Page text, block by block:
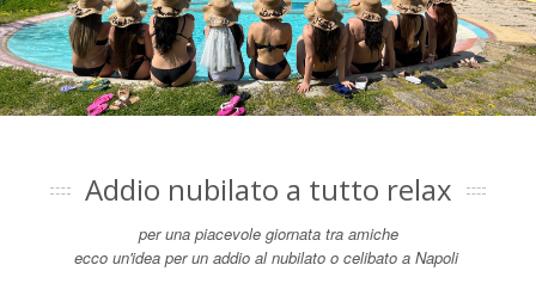
Addio nubilato a tutto relax
per una piacevole giornata tra amiche
ecco un'idea per un addio al nubilato o celibato a Napoli